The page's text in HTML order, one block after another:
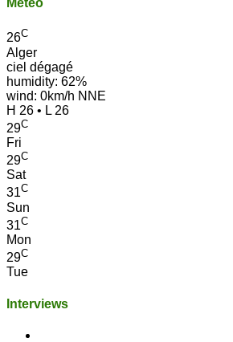
Météo
26C
Alger
ciel dégagé
humidity: 62%
wind: 0km/h NNE
H 26 • L 26
29C
Fri
29C
Sat
31C
Sun
31C
Mon
29C
Tue
Interviews